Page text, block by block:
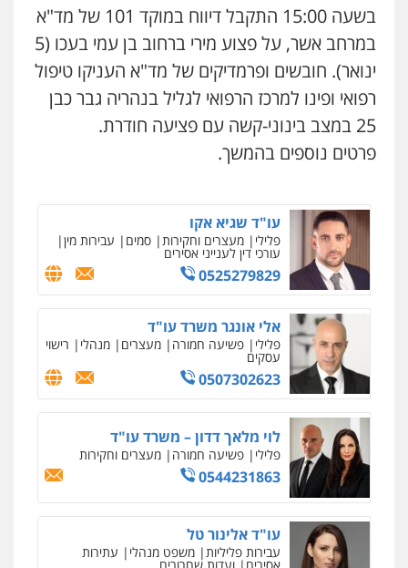
0542255161
גל דהן – משרד עורך דין פלילי
פלילי פשיעה חמורה סמים מעצרים
וחקירות
עו"ד ראוף נג'אר
0548009246
עו"ד אלון ארז
פלילי צבאי סמים צווארון
לבן
0507368203
שחר לדובסקי, עו"ד
פלילי מעצרים וחקירות עורכי
דין לענייני אסירים
0507913332
עו"ד איהאב ג'לג'ולי
אסירים
0505216700
בשעה 15:00 התקבל דיווח במוקד 101 של מד"א
במרחב אשר, על פצוע מירי ברחוב בן עמי בעכו (5
ינואר). חובשים ופרמדיקים של מד"א העניקו טיפול
רפואי ופינו למרכז הרפואי לגליל בנהריה גבר כבן
25 במצב בינוני-קשה עם פציעה חודרת.
פרטים נוספים בהמשך.
עו"ד עלי סעדי
פלילי פשיעה חמורה ליווי וייצוג בחקירות
ומעצרים
0508824984
עו"ד שגיא אקו
פלילי
עורכי דין לענייני אסירים
אלי אונגר משרד עו"ד
פלילי פשיעה חמורה מעצרים מנהלי רישוי
עסקים
0507302623
לוי מלאך דדון – משרד עו"ד
פלילי פשיעה חמורה מעצרים וחקירות
0544231863
עו"ד אלינור טל
עבירות פליליות משפט מנהלי עתירות
אסירים ועדות שחרורים
0523823782
עו"ד רויטל סבג שקד
פלילי פשיעה חמורה אמצעי לחימה
ניר קידר – צלם
דין
0504578527
רונן הלל – מוניטין
0522508109
מקצועיים לעורכי דין